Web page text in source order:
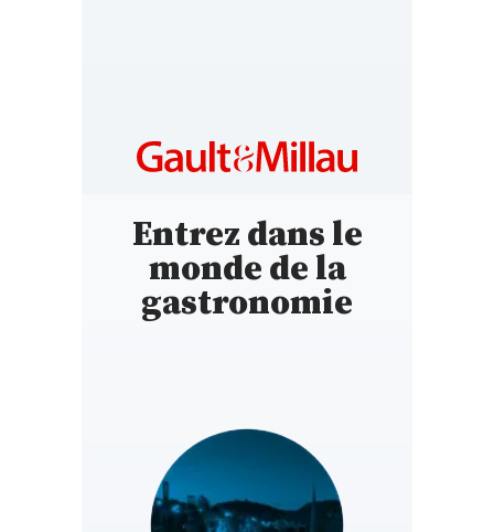
Entrez dans le
monde de la
gastronomie